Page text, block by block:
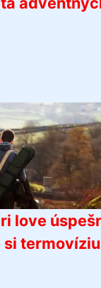
love
termovíziu